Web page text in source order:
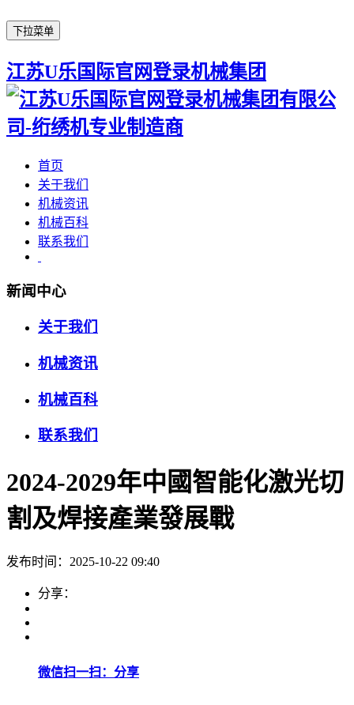
下拉菜单
江苏U乐国际官网登录机械集团
首页
关于我们
机械资讯
机械百科
联系我们
新闻中心
关于我们
机械资讯
机械百科
联系我们
2024-2029年中國智能化激光切
割及焊接產業發展戰
发布时间：2025-10-22 09:40
分享：
微信扫一扫：分享